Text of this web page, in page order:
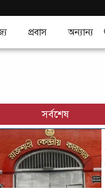
প্রবাস অন্যান্য
সর্বশেষ